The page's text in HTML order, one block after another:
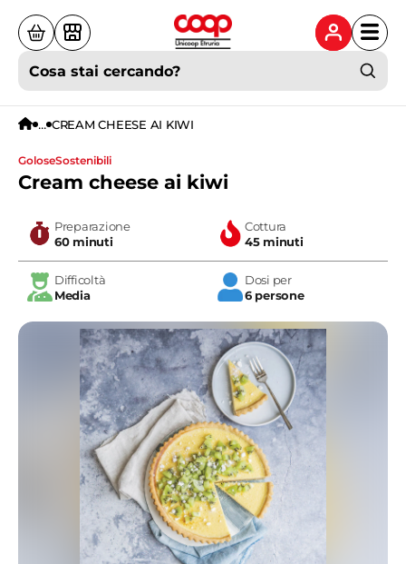
Cosa stai cercando?
... CREAM CHEESE AI KIWI
golose sostenibili
Cream cheese ai kiwi
Preparazione
60 minuti
Cottura
45 minuti
Difficoltà
Media
Dosi per
6 persone